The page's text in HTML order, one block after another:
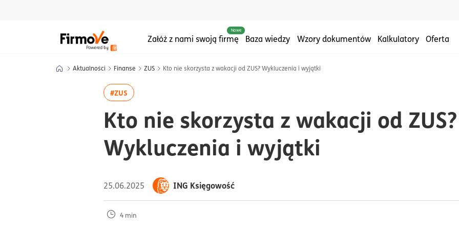
Menu główne serwisu
Załóż z nami swoją firmę
Nowe
Baza wiedzy Wzory dokumentów Kalkulatory Oferta
Aktualności Finanse ZUS Kto nie skorzysta z wakacji od ZUS? Wykluczenia i wyjątki
#ZUS więcej artykułów z tagiem:#ZUS
Kto nie skorzysta z wakacji od ZUS?
Wykluczenia i wyjątki
25.06.2025 ING Księgowość
4 min